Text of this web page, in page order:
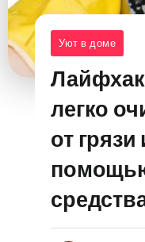
Уют в доме
легко
от